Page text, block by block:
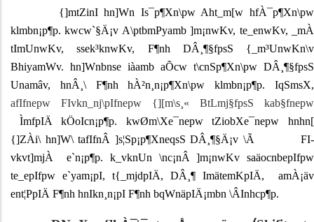
{]mtZinI hn]Wn Is­¯p¶Xn\pw Aht_m[w hfÀ¯p¶Xn\pw
klmbn¡p¶p. kwcw`§Ä¡v A\ptbmPyamb ]m¡nwKv, te_enwKv, _mÀ
tImUnwKv, ssek³knwKv, F¶nh DÂ¸¶§fpsS {_m³UnwKn\v
BhiyamWv. hn]Wnbnse iàamb aÕcw t\cnSp¶Xn\pw DÂ¸¶§fpsS
Unamâv, hnÂ¸\ F¶nh hÀ²n¸n¡p¶Xn\pw klmbn¡p¶p. IqSmsX,
afIfnepw FIvkn_nj\pIfnepw {][m\s¸« BtLmj§fpsS kab§fnepw
ÌmfpIÄ kÖoIcn¡p¶p. kwØm\Xe¯nepw tZiobXe¯nepw hnhn[
{]ZÀi\ hn]W\ tafIfnÂ ]s¦Sp¡p¶XneqsS DÂ¸¶§Ä¡v \Ã FI-
vkvt]mjÀ e`n¡p¶p. k_vknUn \nc¡nÂ ]m¡nwKv saäocnbepIfpw
te_epIfpw e`yam¡pI, t{_mjdpIÄ, DÂ¸¶ ImätemKpIÄ, amÀ¡äv
ent¦PpIÄ F¶nh hnIkn¸n¡pI F¶nh bqWnäpIÄ¡mbn \ÂInhcp¶p.